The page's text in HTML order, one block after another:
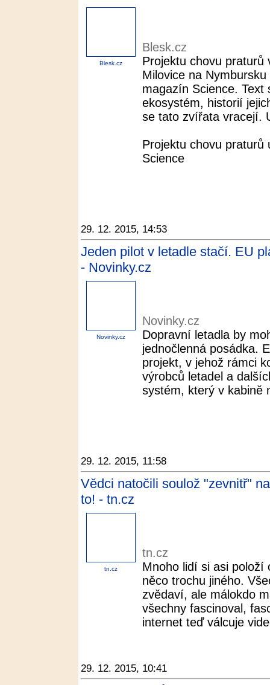
Blesk.cz
Blesk.cz
Projektu chovu praturů
Milovice na
magazín Science.
ekosystém, historií
se tato zvířata vracejí.
Projektu chovu praturů
Science
29. 12. 2015, 14:53
Jeden pilot v letadle stačí. EU
- Novinky.cz
Novinky.cz
Novinky.cz
Dopravní letadla by
jednočlenná posádka.
projekt, v jehož rámci
výrobců letadel a
systém, který v kabině
29. 12. 2015, 11:58
Vědci natočili soulož "zevnitř"
to! - tn.cz
tn.cz
tn.cz
Mnoho lidí si asi položí
něco trochu jiného.
zvědaví, ale málokdo
všechny fascinoval,
internet teď válcuje
29. 12. 2015, 10:41